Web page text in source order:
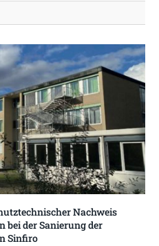
Nachweis
bei der Sanierung der
Sinfiro